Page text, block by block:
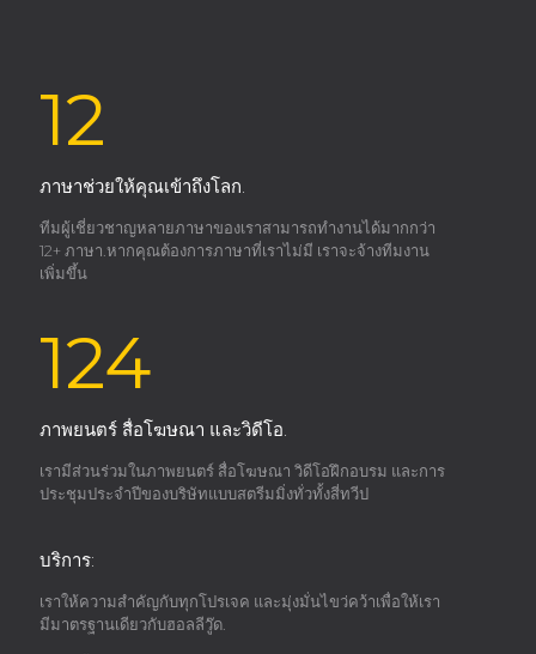
12
ภาษาช่วยให้คุณเข้าถึงโลก.
ทีมผู้เชี่ยวชาญหลายภาษาของเราสามารถทำงานได้มากกว่า
12+ ภาษา.หากคุณต้องการภาษาที่เราไม่มี เราจะจ้างทีมงาน
เพิ่มขึ้น
124
ภาพยนตร์ สื่อโฆษณา และวิดีโอ.
เรามีส่วนร่วมในภาพยนตร์ สื่อโฆษณา วิดีโอฝึกอบรม และการ
ประชุมประจำปีของบริษัทแบบสตรีมมิ่งทั่วทั้งสี่ทวีป
บริการ:
เราให้ความสำคัญกับทุกโปรเจค และมุ่งมั่นไขว่คว้าเพื่อให้เรา
มีมาตรฐานเดียวกับฮอลลีวู๊ด.